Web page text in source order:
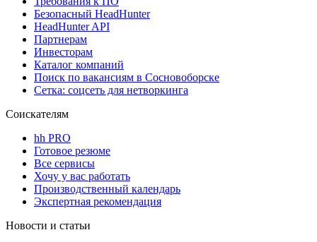
Безопасный HeadHunter
HeadHunter API
Партнерам
Инвесторам
Каталог компаний
Поиск по вакансиям в Сосновоборске
Сетка: соцсеть для нетворкинга
Соискателям
hh PRO
Готовое резюме
Все сервисы
Хочу у вас работать
Производственный календарь
Экспертная рекомендация
Новости и статьи